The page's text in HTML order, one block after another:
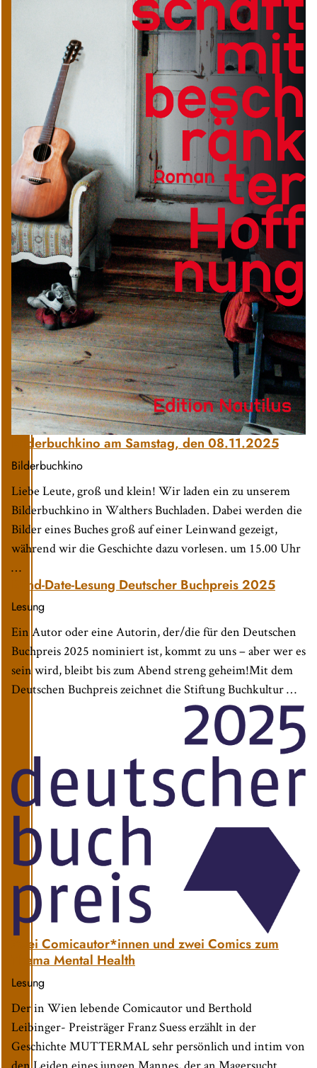
Bilderbuchkino am Samstag, den 08.11.2025
Bilderbuchkino
Liebe Leute, groß und klein! Wir laden ein zu unserem
Bilderbuchkino in Walthers Buchladen. Dabei werden die
Bilder eines Buches groß auf einer Leinwand gezeigt,
während wir die Geschichte dazu vorlesen. um 15.00 Uhr
…
Blind-Date-Lesung Deutscher Buchpreis 2025
Lesung
Ein Autor oder eine Autorin, der/die für den Deutschen
Buchpreis 2025 nominiert ist, kommt zu uns – aber wer es
sein wird, bleibt bis zum Abend streng geheim!Mit dem
Deutschen Buchpreis zeichnet die Stiftung Buchkultur …
Zwei Comicautor*innen und zwei Comics zum
Thema Mental Health
Lesung
Der in Wien lebende Comicautor und Berthold
Leibinger- Preisträger Franz Suess erzählt in der
Geschichte MUTTERMAL sehr persönlich und intim von
den Leiden eines jungen Mannes, der an Magersucht